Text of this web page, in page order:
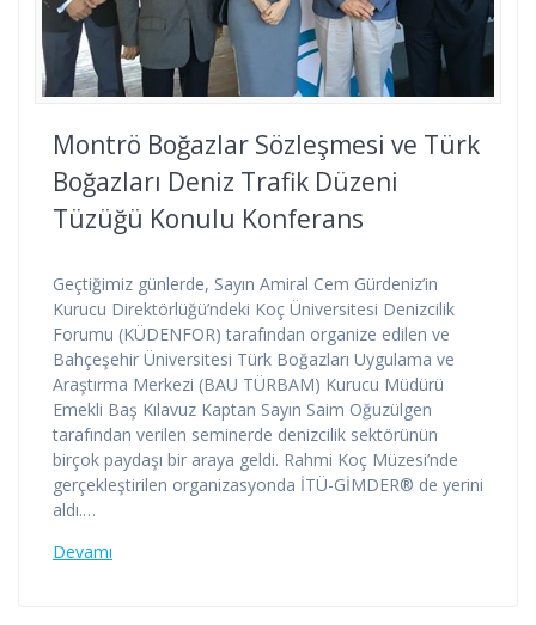
Montrö Boğazlar Sözleşmesi ve Türk
Boğazları Deniz Trafik Düzeni
Tüzüğü Konulu Konferans
Geçtiğimiz günlerde, Sayın Amiral Cem Gürdeniz’in
Kurucu Direktörlüğü’ndeki Koç Üniversitesi Denizcilik
Forumu (KÜDENFOR) tarafından organize edilen ve
Bahçeşehir Üniversitesi Türk Boğazları Uygulama ve
Araştırma Merkezi (BAU TÜRBAM) Kurucu Müdürü
Emekli Baş Kılavuz Kaptan Sayın Saim Oğuzülgen
tarafından verilen seminerde denizcilik sektörünün
birçok paydaşı bir araya geldi. Rahmi Koç Müzesi’nde
gerçekleştirilen organizasyonda İTÜ-GİMDER® de yerini
aldı.…
Devamı